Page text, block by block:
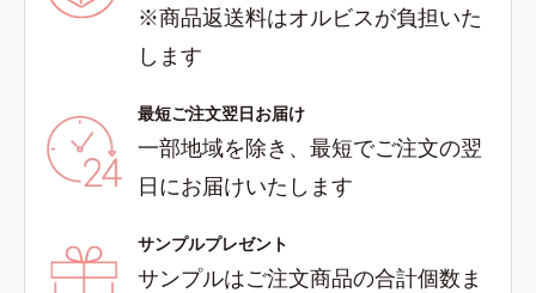
※商品返送料はオルビスが負担いた
します
最短ご注文翌日お届け
一部地域を除き、最短でご注文の翌
日にお届けいたします
サンプルプレゼント
サンプルはご注文商品の合計個数ま